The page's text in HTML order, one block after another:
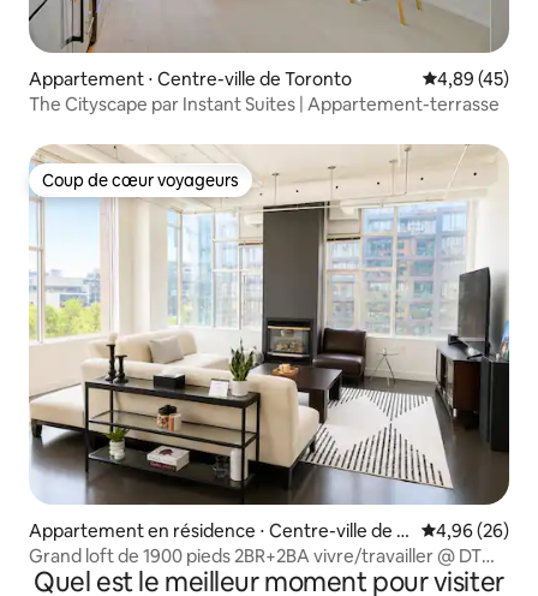
Appartement ⋅ Centre-ville de Toronto Évaluation
4,89 (45)
The Cityscape par Instant Suites | Appartement-terrasse
Coup de cœur voyageurs
Coup de cœur voyageurs
Appartement en résidence ⋅ Centre-ville de T
oronto
Évaluation
4,96 (26)
Grand loft de 1900 pieds 2BR+2BA vivre/travailler @ DT
King West
Quel est le meilleur moment pour visiter